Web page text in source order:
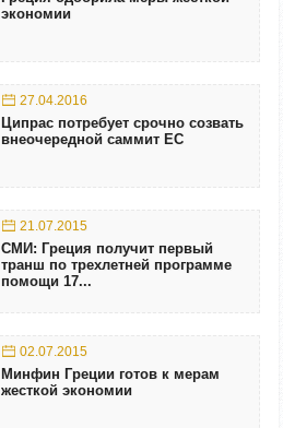
экономии
27.04.2016
Ципрас потребует срочно созвать
внеочередной саммит ЕС
21.07.2015
СМИ: Греция получит первый
транш по трехлетней программе
помощи 17...
02.07.2015
Минфин Греции готов к мерам
жесткой экономии